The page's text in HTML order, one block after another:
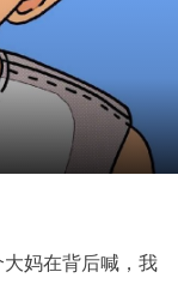
妈在背后喊，我